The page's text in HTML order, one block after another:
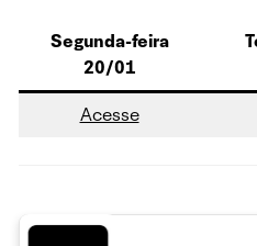
Segunda-feira
20/01
Acesse